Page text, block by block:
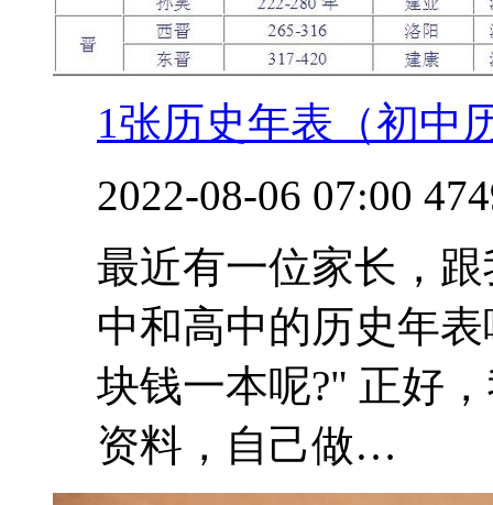
1张历史年表（初中
2022-08-06 07:00
最近有一位家长，
中和高中的历史年
块钱一本呢?" 正好
资料，自己做…